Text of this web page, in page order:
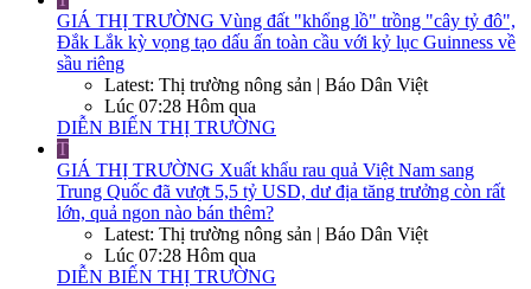
GIÁ THỊ TRƯỜNG Vùng đất "khổng lồ" trồng "cây tỷ đô",
Đắk Lắk kỳ vọng tạo dấu ấn toàn cầu với kỷ lục Guinness về
sầu riêng
Latest: Thị trường nông sản | Báo Dân Việt
Lúc 07:28 Hôm qua
DIỄN BIẾN THỊ TRƯỜNG
T
GIÁ THỊ TRƯỜNG Xuất khẩu rau quả Việt Nam sang
Trung Quốc đã vượt 5,5 tỷ USD, dư địa tăng trưởng còn rất
lớn, quả ngon nào bán thêm?
Latest: Thị trường nông sản | Báo Dân Việt
Lúc 07:28 Hôm qua
DIỄN BIẾN THỊ TRƯỜNG